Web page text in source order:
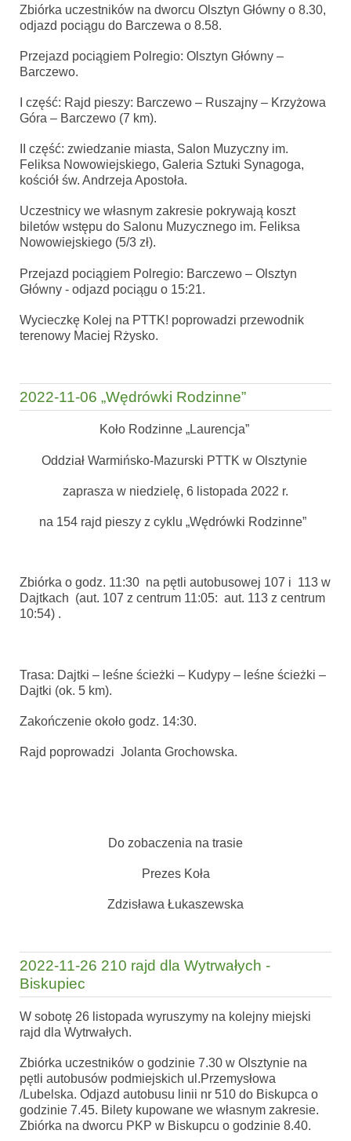
Zbiórka uczestników na dworcu Olsztyn Główny o 8.30,
odjazd pociągu do Barczewa o 8.58.
Przejazd pociągiem Polregio: Olsztyn Główny –
Barczewo.
I część: Rajd pieszy: Barczewo – Ruszajny – Krzyżowa
Góra – Barczewo (7 km).
II część: zwiedzanie miasta, Salon Muzyczny im.
Feliksa Nowowiejskiego, Galeria Sztuki Synagoga,
kościół św. Andrzeja Apostoła.
Uczestnicy we własnym zakresie pokrywają koszt
biletów wstępu do Salonu Muzycznego im. Feliksa
Nowowiejskiego (5/3 zł).
Przejazd pociągiem Polregio: Barczewo – Olsztyn
Główny - odjazd pociągu o 15:21.
Wycieczkę Kolej na PTTK! poprowadzi przewodnik
terenowy Maciej Rżysko.
2022-11-06 „Wędrówki Rodzinne”
Koło Rodzinne „Laurencja”
Oddział Warmińsko-Mazurski PTTK w Olsztynie
zaprasza w niedzielę, 6 listopada 2022 r.
na 154 rajd pieszy z cyklu „Wędrówki Rodzinne”
Zbiórka o godz. 11:30 na pętli autobusowej 107 i 113 w
Dajtkach (aut. 107 z centrum 11:05: aut. 113 z centrum
10:54) .
Trasa: Dajtki – leśne ścieżki – Kudypy – leśne ścieżki –
Dajtki (ok. 5 km).
Zakończenie około godz. 14:30.
Rajd poprowadzi Jolanta Grochowska.
Do zobaczenia na trasie
Prezes Koła
Zdzisława Łukaszewska
2022-11-26 210 rajd dla Wytrwałych -
Biskupiec
W sobotę 26 listopada wyruszymy na kolejny miejski
rajd dla Wytrwałych.
Zbiórka uczestników o godzinie 7.30 w Olsztynie na
pętli autobusów podmiejskich ul.Przemysłowa
/Lubelska. Odjazd autobusu linii nr 510 do Biskupca o
godzinie 7.45. Bilety kupowane we własnym zakresie.
Zbiórka na dworcu PKP w Biskupcu o godzinie 8.40.